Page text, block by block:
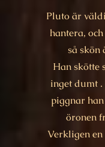
Pluto är
hantera,
så skön
Han skötte
inget dumt .
piggnar
öronen
Verkligen